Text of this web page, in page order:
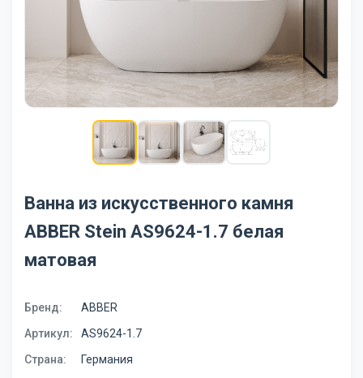
Ванна из искусственного камня
ABBER Stein AS9624-1.7 белая
матовая
Бренд:
ABBER
Артикул:
AS9624-1.7
Страна:
Германия